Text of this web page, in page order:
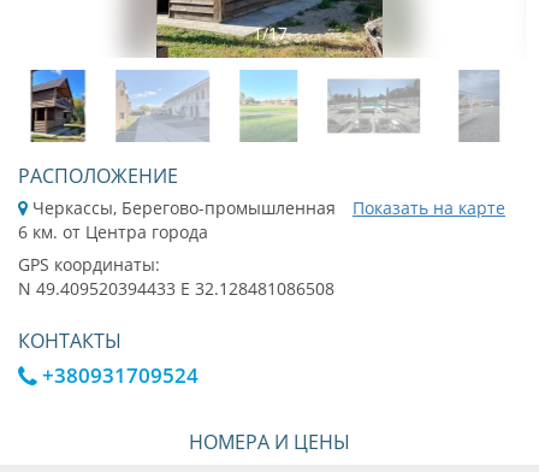
1/17
РАСПОЛОЖЕНИЕ
Черкассы, Берегово-промышленная
Показать на карте
6 км. от Центра города
GPS координаты:
N 49.409520394433 E 32.128481086508
КОНТАКТЫ
+380931709524
НОМЕРА И ЦЕНЫ